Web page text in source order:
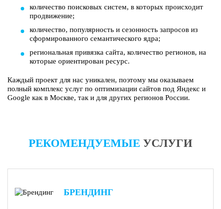
количество поисковых систем, в которых происходит
продвижение;
количество, популярность и сезонность запросов из
сформированного семантического ядра;
региональная привязка сайта, количество регионов, на
которые ориентирован ресурс.
Каждый проект для нас уникален, поэтому мы оказываем
полный комплекс услуг по оптимизации сайтов под Яндекс и
Google как в Москве, так и для других регионов России.
РЕКОМЕНДУЕМЫЕ УСЛУГИ
БРЕНДИНГ